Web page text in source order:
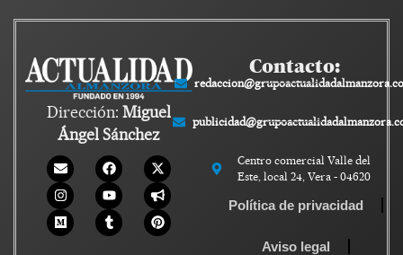
Dirección: Miguel
Ángel Sánchez
Contacto:
Centro comercial Valle del
Este, local 24, Vera - 04620
Política de privacidad
Aviso legal